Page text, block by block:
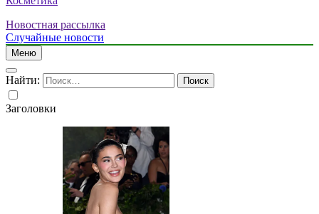
Новостная рассылка
Случайные новости
Меню
Найти:
Заголовки